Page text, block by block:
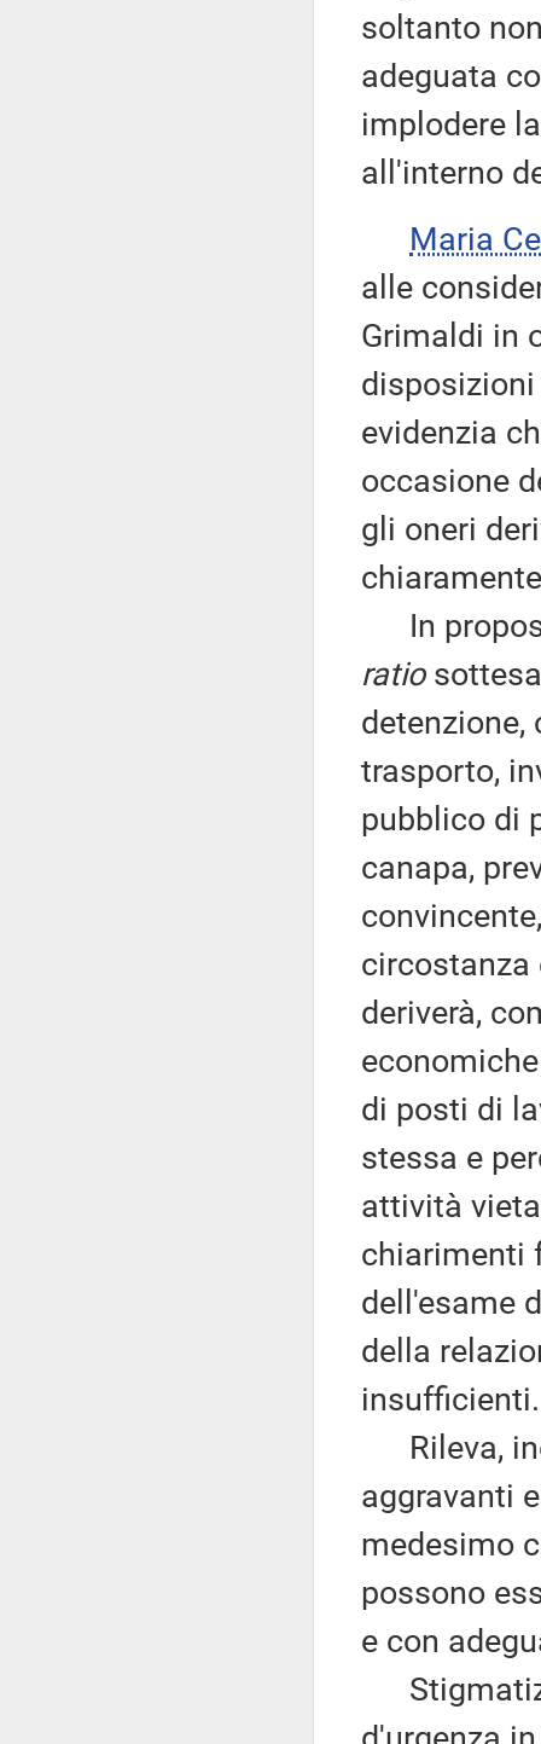
soltanto
adeguata
implodere
all'interno
Maria
alle
Grimaldi in
disposizioni
evidenzia
occasione
gli oneri
In
ratio
detenzione,
trasporto,
pubblico di
canapa,
circostanza
deriverà,
di posti di
stessa e
attività
chiarimenti
dell'esame
della
insufficienti.
Rileva,
aggravanti
medesimo
possono
e con